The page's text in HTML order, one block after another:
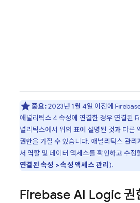
중요:2023년 1월 4일 이전에
애널리틱스 4 속성에 연결한 경우 연결된
널리틱스에서 위의 표에 설명된 것과 다른
권한을 가질 수 있습니다. 애널리틱스 관리
서 역할 및 데이터 액세스를 확인하고 수정
연결된 속성 > 속성 액세스 관리 ).
Firebase AI Logic권